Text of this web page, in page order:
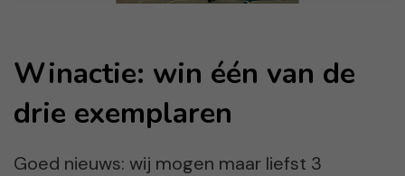
Winactie: win één van de
drie exemplaren
Goed nieuws: wij mogen maar liefst 3